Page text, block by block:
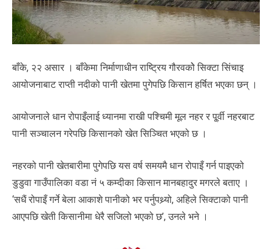
बाँके, २२ असार । बाँकेमा निर्माणाधीन राष्ट्रिय गौरवकोे सिक्टा सिंचाइ
आयोजनाबाट राप्ती नदीको पानी खेतमा पुगेपछि किसान हर्षित भएका छन् ।
आयोजनाले धान रोपाइँलाई ध्यानमा राखी पश्चिमी मूल नहर र पू्र्वी नहरबाट
पानी सञ्चालन गरेपछि किसानको खेत सिञ्चित भएको छ ।
नहरको पानी खेतबारीमा पुगेपछि यस वर्ष समयमै धान रोपाइँ गर्न पाइएको
डुडुवा गाउँपालिका वडा नं ५ कम्दीका किसान मानबहादुर मगरले बताए ।
‘सधैं रोपाइँ गर्ने बेला आकाशे पानीको भर पर्नुपथ्र्यो, अहिले सिक्टाको पानी
आएपछि खेती किसानीमा धेरै सजिलो भएको छ’, उनले भने ।